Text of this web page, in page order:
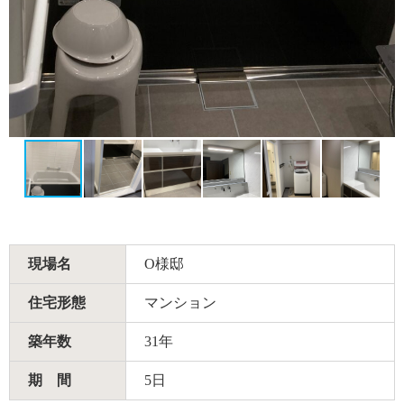
現場名 O様邸
住宅形態 マンション
築年数 31年
期 間 5日